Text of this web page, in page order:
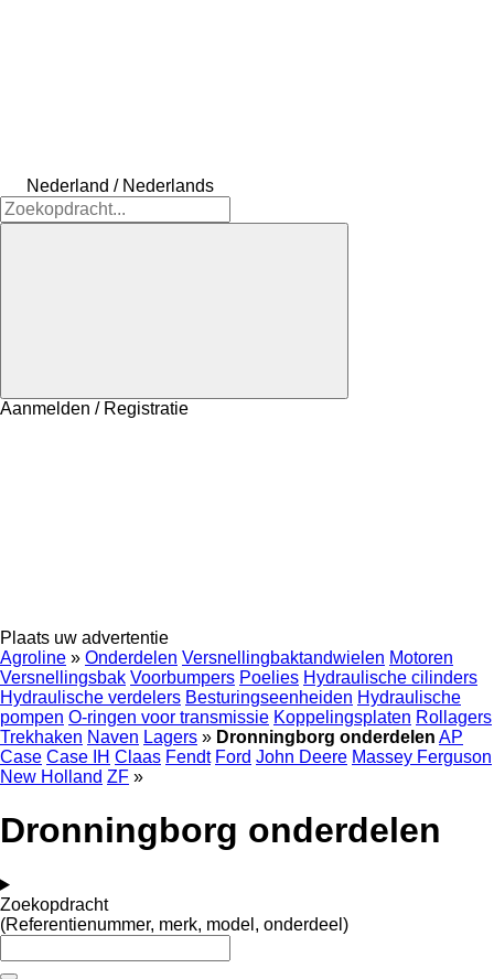
Nederland / Nederlands
Aanmelden / Registratie
Plaats uw advertentie
Agroline » Onderdelen Versnellingbaktandwielen Motoren
Versnellingsbak Voorbumpers Poelies Hydraulische cilinders
Hydraulische verdelers Besturingseenheiden Hydraulische
pompen O-ringen voor transmissie Koppelingsplaten Rollagers
Trekhaken Naven Lagers » Dronningborg onderdelen AP
Case Case IH Claas Fendt Ford John Deere Massey Ferguson
New Holland ZF »
Dronningborg onderdelen
Zoekopdracht
(Referentienummer, merk, model, onderdeel)